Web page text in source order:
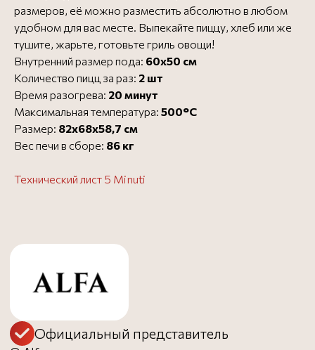
размеров, её можно разместить абсолютно в любом
удобном для вас месте. Выпекайте пиццу, хлеб или же
тушите, жарьте, готовьте гриль овощи!
Внутренний размер пода: 60х50 см
Количество пицц за раз: 2 шт
Время разогрева: 20 минут
Максимальная температура: 500°C
Размер: 82х68х58,7 см
Вес печи в сборе: 86 кг
Технический лист 5 Minuti
Официальный представитель
О Alfa
Все печи для пиццы Alfa
Все печи для пиццы
Бесплатная доставка в
Доставка за МКАД (50 руб.от 1000 ₽